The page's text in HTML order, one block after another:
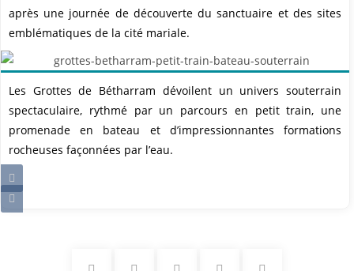
après une journée de découverte du sanctuaire et des sites
emblématiques de la cité mariale.
Les Grottes de Bétharram dévoilent un univers souterrain
spectaculaire, rythmé par un parcours en petit train, une
promenade en bateau et d’impressionnantes formations
rocheuses façonnées par l’eau.